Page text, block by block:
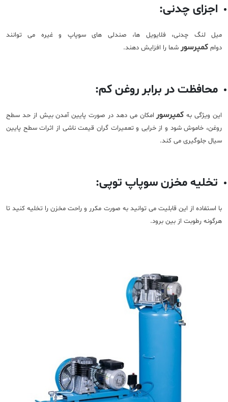
اجزای چدنی:
میل لنگ چدنی، فلایویل ها، صندلی های سوپاپ و غیره می توانند
دوام کمپرسور شما را افزایش دهند.
محافظت در برابر روغن کم:
این ویژگی به کمپرسور امکان می دهد در صورت پایین آمدن بیش از حد سطح
روغن، خاموش شود و از خرابی و تعمیرات گران قیمت ناشی از اثرات سطح پایین
سیال جلوگیری می کند.
تخلیه مخزن سوپاپ توپی:
با استفاده از این قابلیت می توانید به صورت مکرر و راحت مخزن را تخلیه کنید تا
هرگونه رطوبت از بین برود.